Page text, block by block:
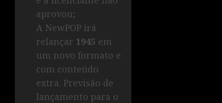
aprovou;
A NewPOP irá
relançar 1945 em
um novo formato e
com conteúdo
extra. Previsão de
lançamento para o